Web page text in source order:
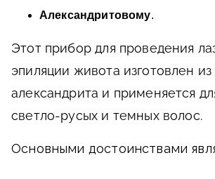
Александритовому.
Этот прибор для проведения
эпиляции живота изготовлен из
александрита и применяется
светло-русых и темных волос.
Основными достоинствами